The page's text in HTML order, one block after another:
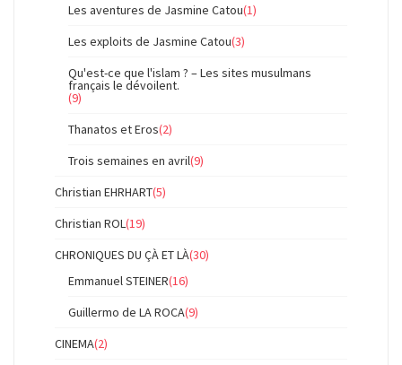
Les aventures de Jasmine Catou(1)
Les exploits de Jasmine Catou(3)
Qu'est-ce que l'islam ? – Les sites musulmans
français le dévoilent.
(9)
Thanatos et Eros(2)
Trois semaines en avril(9)
Christian EHRHART(5)
Christian ROL(19)
CHRONIQUES DU ÇÀ ET LÀ(30)
Emmanuel STEINER(16)
Guillermo de LA ROCA(9)
CINEMA(2)